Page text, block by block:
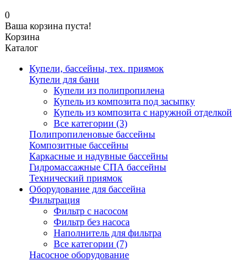
0
Ваша корзина пуста!
Корзина
Каталог
Купели, бассейны, тех. приямок
Купели для бани
Купели из полипропилена
Купель из композита под засыпку
Купель из композита с наружной отделкой
Все категории (3)
Полипропиленовые бассейны
Композитные бассейны
Каркасные и надувные бассейны
Гидромассажные СПА бассейны
Технический приямок
Оборудование для бассейна
Фильтрация
Фильтр с насосом
Фильтр без насоса
Наполнитель для фильтра
Все категории (7)
Насосное оборудование